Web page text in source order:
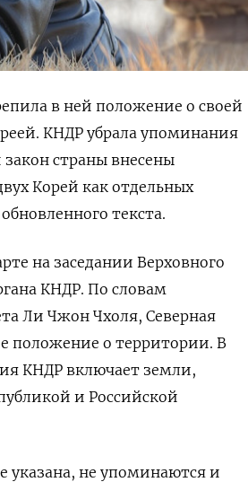
в ней положение о своей
КНДР убрала упоминания
страны внесены
Корей как отдельных
текста.
на заседании Верховного
КНДР. По словам
Ли Чжон Чхоля, Северная
положение о территории. В
КНДР включает земли,
и Российской
указана, не упоминаются и